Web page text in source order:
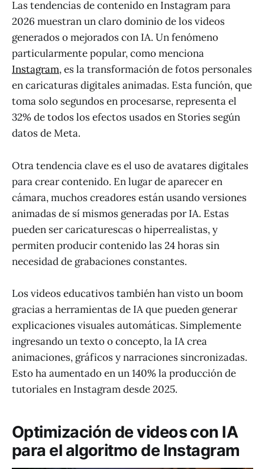
Las tendencias de contenido en Instagram para
2026 muestran un claro dominio de los videos
generados o mejorados con IA. Un fenómeno
particularmente popular, como menciona
Instagram, es la transformación de fotos personales
en caricaturas digitales animadas. Esta función, que
toma solo segundos en procesarse, representa el
32% de todos los efectos usados en Stories según
datos de Meta.
Otra tendencia clave es el uso de avatares digitales
para crear contenido. En lugar de aparecer en
cámara, muchos creadores están usando versiones
animadas de sí mismos generadas por IA. Estas
pueden ser caricaturescas o hiperrealistas, y
permiten producir contenido las 24 horas sin
necesidad de grabaciones constantes.
Los videos educativos también han visto un boom
gracias a herramientas de IA que pueden generar
explicaciones visuales automáticas. Simplemente
ingresando un texto o concepto, la IA crea
animaciones, gráficos y narraciones sincronizadas.
Esto ha aumentado en un 140% la producción de
tutoriales en Instagram desde 2025.
Optimización de videos con IA
para el algoritmo de Instagram